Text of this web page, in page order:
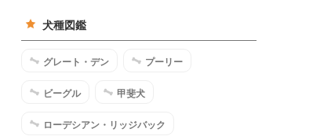
犬種図鑑
グレート・デン プーリー
ビーグル 甲斐犬
ローデシアン・リッジバック